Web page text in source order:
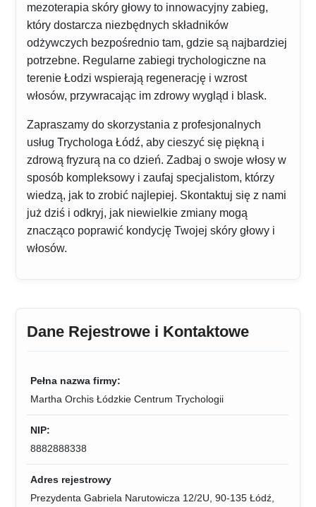
mezoterapia skóry głowy to innowacyjny zabieg,
który dostarcza niezbędnych składników
odżywczych bezpośrednio tam, gdzie są najbardziej
potrzebne. Regularne zabiegi trychologiczne na
terenie Łodzi wspierają regenerację i wzrost
włosów, przywracając im zdrowy wygląd i blask.
Zapraszamy do skorzystania z profesjonalnych
usług Trychologa Łódź, aby cieszyć się piękną i
zdrową fryzurą na co dzień. Zadbaj o swoje włosy w
sposób kompleksowy i zaufaj specjalistom, którzy
wiedzą, jak to zrobić najlepiej. Skontaktuj się z nami
już dziś i odkryj, jak niewielkie zmiany mogą
znacząco poprawić kondycję Twojej skóry głowy i
włosów.
Dane Rejestrowe i Kontaktowe
Pełna nazwa firmy:
Martha Orchis Łódzkie Centrum Trychologii
NIP:
8882888338
Adres rejestrowy
Prezydenta Gabriela Narutowicza 12/2U, 90-135 Łódź,